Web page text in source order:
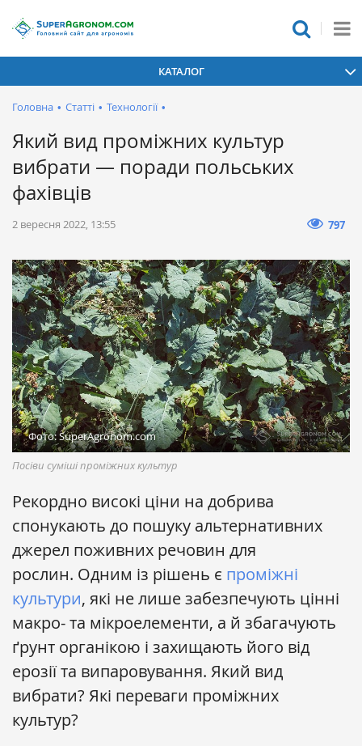
КАТАЛОГ
Головна • Статті • Технології •
Який вид проміжних культур
вибрати — поради польських
фахівців
2 вересня 2022, 13:55 797
Фото: SuperAgronom.com
Посіви суміші проміжних культур
Рекордно високі ціни на добрива
спонукають до пошуку альтернативних
джерел поживних речовин для
рослин. Одним із рішень є проміжні
культури, які не лише забезпечують цінні
макро- та мікроелементи, а й збагачують
ґрунт органікою і захищають його від
ерозії та випаровування. Який вид
вибрати? Які переваги проміжних
культур?